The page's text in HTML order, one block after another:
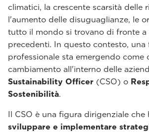
climatici, la crescente scarsità delle
l'aumento delle disuguaglianze, le
tutto il mondo si trovano di fronte a
precedenti. In questo contesto, una
professionale sta emergendo come
cambiamento all'interno delle
Sustainability Officer (CSO) o
Sostenibilità.
Il CSO è una figura dirigenziale
sviluppare e implementare